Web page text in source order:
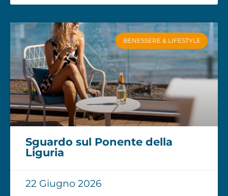
BENESSERE & LIFESTYLE
Sguardo sul Ponente della
Liguria
22 Giugno 2026